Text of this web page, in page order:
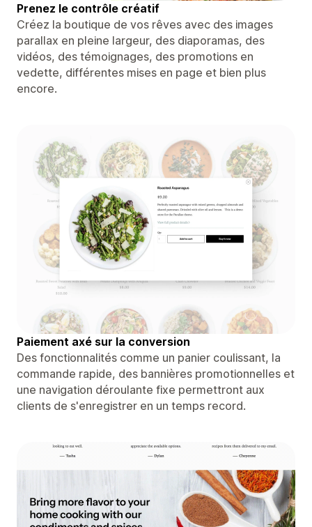
Prenez le contrôle créatif
Créez la boutique de vos rêves avec des images
parallax en pleine largeur, des diaporamas, des
vidéos, des témoignages, des promotions en
vedette, différentes mises en page et bien plus
encore.
Paiement axé sur la conversion
Des fonctionnalités comme un panier coulissant, la
commande rapide, des bannières promotionnelles et
une navigation déroulante fixe permettront aux
clients de s'enregistrer en un temps record.